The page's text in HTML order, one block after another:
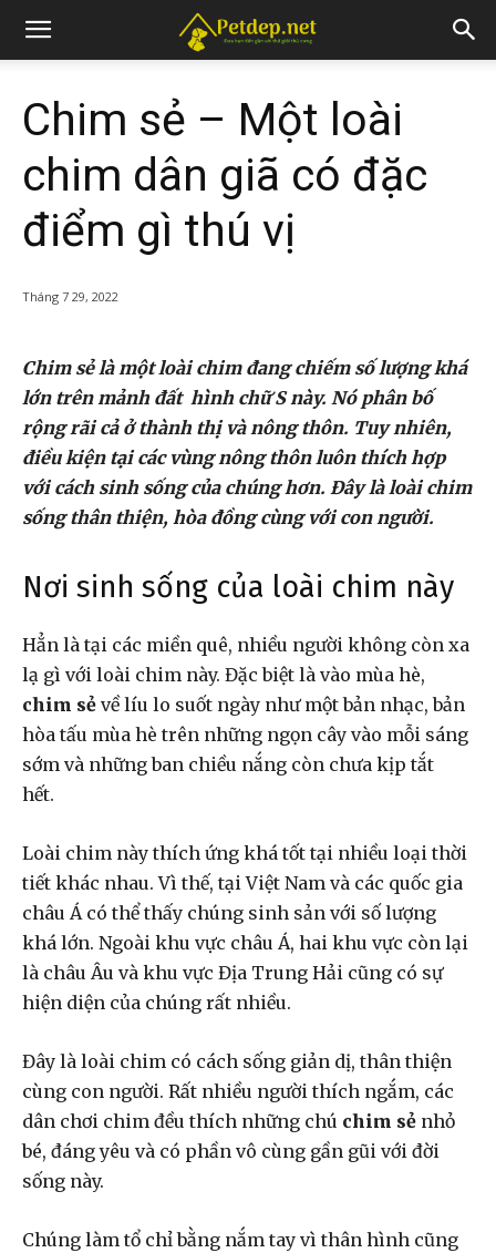
Chim sẻ – Một loài
chim dân giã có đặc
điểm gì thú vị
Tháng 7 29, 2022
Chim sẻ là một loài chim đang chiếm số lượng khá
lớn trên mảnh đất hình chữ S này. Nó phân bố
rộng rãi cả ở thành thị và nông thôn. Tuy nhiên,
điều kiện tại các vùng nông thôn luôn thích hợp
với cách sinh sống của chúng hơn. Đây là loài chim
sống thân thiện, hòa đồng cùng với con người.
Nơi sinh sống của loài chim này
Hẳn là tại các miền quê, nhiều người không còn xa
lạ gì với loài chim này. Đặc biệt là vào mùa hè,
chim sẻ về líu lo suốt ngày như một bản nhạc, bản
hòa tấu mùa hè trên những ngọn cây vào mỗi sáng
sớm và những ban chiều nắng còn chưa kịp tắt
hết.
Loài chim này thích ứng khá tốt tại nhiều loại thời
tiết khác nhau. Vì thế, tại Việt Nam và các quốc gia
châu Á có thể thấy chúng sinh sản với số lượng
khá lớn. Ngoài khu vực châu Á, hai khu vực còn lại
là châu Âu và khu vực Địa Trung Hải cũng có sự
hiện diện của chúng rất nhiều.
Đây là loài chim có cách sống giản dị, thân thiện
cùng con người. Rất nhiều người thích ngắm, các
dân chơi chim đều thích những chú chim sẻ nhỏ
bé, đáng yêu và có phần vô cùng gần gũi với đời
sống này.
Chúng làm tổ chỉ bằng nắm tay vì thân hình cũng